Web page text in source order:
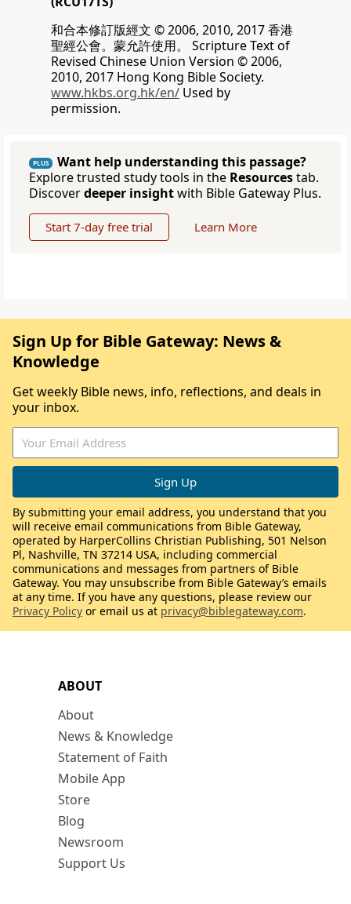
和合本修訂版經文 © 2006, 2010, 2017 香港
聖經公會。蒙允許使用。 Scripture Text of
Revised Chinese Union Version © 2006,
2010, 2017 Hong Kong Bible Society.
www.hkbs.org.hk/en/ Used by
permission.
PLUS
Want help understanding this passage?
Explore trusted study tools in the Resourcestab.
Discoverdeeper insightwith Bible Gateway Plus.
Start 7-day free trial Learn More
ABOUT
About
News & Knowledge
Statement of Faith
Mobile App
Store
Blog
Newsroom
Support Us
Sign Up for Bible Gateway: News &
Knowledge
Get weekly Bible news, info, reflections, and deals in
your inbox.
By submitting your email address, you understand that you
will receive email communications from Bible Gateway,
operated by HarperCollins Christian Publishing, 501 Nelson
Pl, Nashville, TN 37214 USA, including commercial
communications and messages from partners of Bible
Gateway. You may unsubscribe from Bible Gateway’s emails
at any time. If you have any questions, please review our
Privacy Policy or email us at privacy@biblegateway.com.